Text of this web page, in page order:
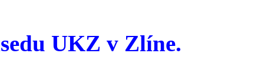
UKZ v Zlíne.